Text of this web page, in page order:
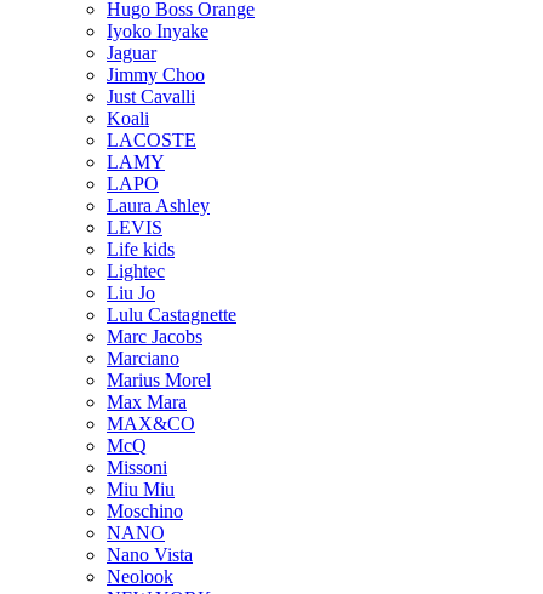
Hugo Boss Orange
Iyoko Inyake
Jaguar
Jimmy Choo
Just Cavalli
Koali
LACOSTE
LAMY
LAPO
Laura Ashley
LEVIS
Life kids
Lightec
Liu Jo
Lulu Castagnette
Marc Jacobs
Marciano
Marius Morel
Max Mara
MAX&CO
McQ
Missoni
Miu Miu
Moschino
NANO
Nano Vista
Neolook